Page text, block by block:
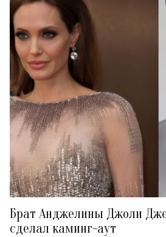
Брат Анджелины Джоли
сделал каминг-аут